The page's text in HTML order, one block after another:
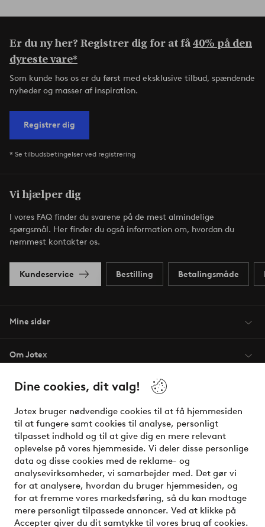
Dine cookies, dit valg!
Jotex bruger nødvendige cookies til at få hjemmesiden
til at fungere samt cookies til analyse, personligt
tilpasset indhold og til at give dig en mere relevant
oplevelse på vores hjemmeside. Vi deler disse personlige
data og disse cookies med de reklame- og
analysevirksomheder, vi samarbejder med. Det gør vi
for at analysere, hvordan du bruger hjemmesiden, og
for at fremme vores markedsføring, så du kan modtage
mere personligt tilpassede annoncer. Ved at klikke på
Accepter giver du dit samtykke til vores brug af cookies.
Er du ny her? Registrer dig for at få40% på den
dyreste vare*
Som kunde hos os er du først med eksklusive tilbud, spændende
nyheder og masser af inspiration.
Registrer dig
* Se tilbudsbetingelser ved registrering
Vi hjælper dig
I vores FAQ finder du svarene på de mest almindelige
spørgsmål. Her finder du også information om, hvordan du
nemmest kontakter os.
Kundeservice Bestilling Betalingsmåde
Mine sider
Om Jotex
Vilkår
Venner
Sikre betalinger - betal nu eller del op
Vil du vide mere om vores betalingsmuligheder?
elpy